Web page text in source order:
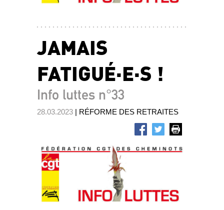
JAMAIS
FATIGUÉ·E·S !
Info luttes n°33
28.03.2023 | RÉFORME DES RETRAITES